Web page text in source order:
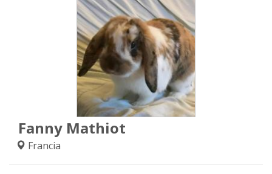
Fanny Mathiot
Francia